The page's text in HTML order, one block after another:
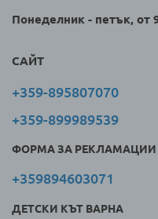
Понеделник - петък, от
САЙТ
+359-895807070
+359-899989539
ФОРМА ЗА РЕКЛАМАЦИИ
+359894603071
ДЕТСКИ КЪТ ВАРНА